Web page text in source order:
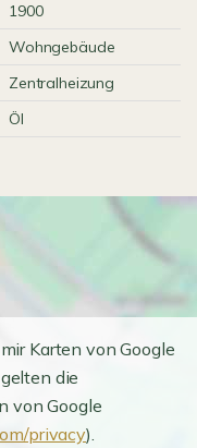
1900
Wohngebäude
Zentralheizung
Öl
Karten von Google
die
von Google
privacy).